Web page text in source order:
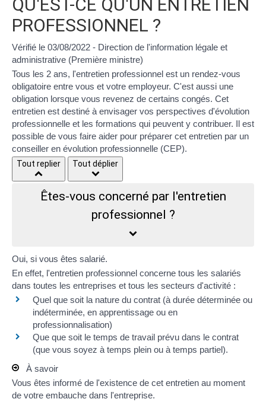
QU'EST-CE QU'UN ENTRETIEN
PROFESSIONNEL ?
Vérifié le 03/08/2022 - Direction de l'information légale et
administrative (Première ministre)
Tous les 2 ans, l'entretien professionnel est un rendez-vous
obligatoire entre vous et votre employeur. C'est aussi une
obligation lorsque vous revenez de certains congés. Cet
entretien est destiné à envisager vos perspectives d'évolution
professionnelle et les formations qui peuvent y contribuer. Il est
possible de vous faire aider pour préparer cet entretien par un
conseiller en évolution professionnelle (CEP).
Tout replier Tout déplier
Êtes-vous concerné par l'entretien
professionnel ?
Oui, si vous êtes salarié.
En effet, l'entretien professionnel concerne tous les salariés
dans toutes les entreprises et tous les secteurs d'activité :
Quel que soit la nature du contrat (à durée déterminée ou
indéterminée, en apprentissage ou en
professionnalisation)
Que que soit le temps de travail prévu dans le contrat
(que vous soyez à temps plein ou à temps partiel).
À savoir
Vous êtes informé de l'existence de cet entretien au moment
de votre embauche dans l'entreprise.